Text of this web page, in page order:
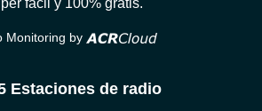
fácil y 100% gratis.
Monitoring by
Estaciones de radio